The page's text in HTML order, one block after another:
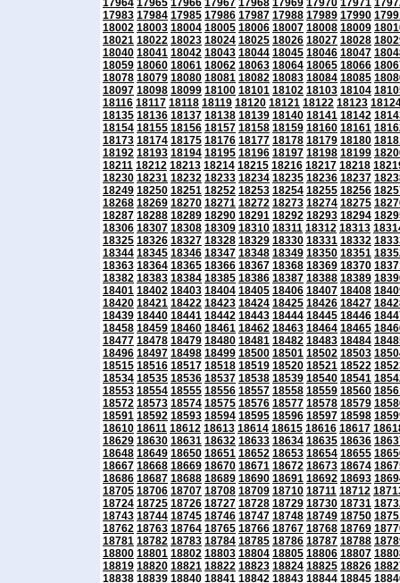
17964 17965 17966 17967 17968 17969 17970 17971
17983 17984 17985 17986 17987 17988 17989 17990
18002 18003 18004 18005 18006 18007 18008 18009
18021 18022 18023 18024 18025 18026 18027 18028
18040 18041 18042 18043 18044 18045 18046 18047
18059 18060 18061 18062 18063 18064 18065 18066
18078 18079 18080 18081 18082 18083 18084 18085
18097 18098 18099 18100 18101 18102 18103 18104
18116 18117 18118 18119 18120 18121 18122 18123
18135 18136 18137 18138 18139 18140 18141 18142
18154 18155 18156 18157 18158 18159 18160 18161
18173 18174 18175 18176 18177 18178 18179 18180
18192 18193 18194 18195 18196 18197 18198 18199
18211 18212 18213 18214 18215 18216 18217 18218
18230 18231 18232 18233 18234 18235 18236 18237
18249 18250 18251 18252 18253 18254 18255 18256
18268 18269 18270 18271 18272 18273 18274 18275
18287 18288 18289 18290 18291 18292 18293 18294
18306 18307 18308 18309 18310 18311 18312 18313
18325 18326 18327 18328 18329 18330 18331 18332
18344 18345 18346 18347 18348 18349 18350 18351
18363 18364 18365 18366 18367 18368 18369 18370
18382 18383 18384 18385 18386 18387 18388 18389
18401 18402 18403 18404 18405 18406 18407 18408
18420 18421 18422 18423 18424 18425 18426 18427
18439 18440 18441 18442 18443 18444 18445 18446
18458 18459 18460 18461 18462 18463 18464 18465
18477 18478 18479 18480 18481 18482 18483 18484
18496 18497 18498 18499 18500 18501 18502 18503
18515 18516 18517 18518 18519 18520 18521 18522
18534 18535 18536 18537 18538 18539 18540 18541
18553 18554 18555 18556 18557 18558 18559 18560
18572 18573 18574 18575 18576 18577 18578 18579
18591 18592 18593 18594 18595 18596 18597 18598
18610 18611 18612 18613 18614 18615 18616 18617
18629 18630 18631 18632 18633 18634 18635 18636
18648 18649 18650 18651 18652 18653 18654 18655
18667 18668 18669 18670 18671 18672 18673 18674
18686 18687 18688 18689 18690 18691 18692 18693
18705 18706 18707 18708 18709 18710 18711 18712
18724 18725 18726 18727 18728 18729 18730 18731
18743 18744 18745 18746 18747 18748 18749 18750
18762 18763 18764 18765 18766 18767 18768 18769
18781 18782 18783 18784 18785 18786 18787 18788
18800 18801 18802 18803 18804 18805 18806 18807
18819 18820 18821 18822 18823 18824 18825 18826
18838 18839 18840 18841 18842 18843 18844 18845